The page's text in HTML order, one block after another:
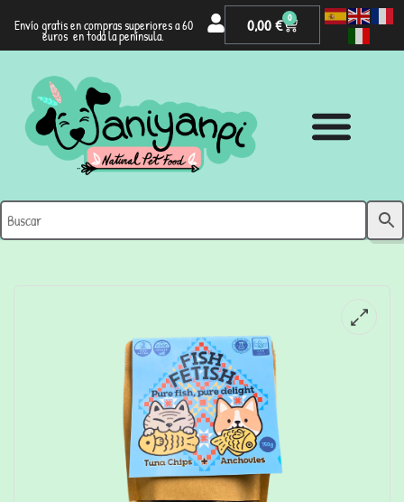
Envío gratis en compras superiores a 60
euros en toda la península.
0,00€ 0